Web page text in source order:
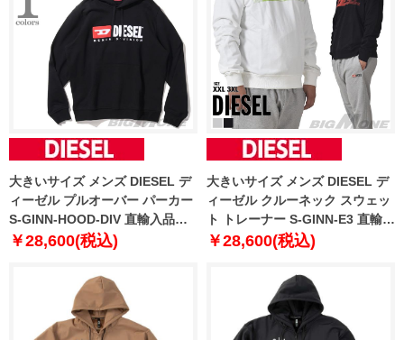
大きいサイズ メンズ DIESEL デ
ィーゼル プルオーバー パーカー
S-GINN-HOOD-DIV 直輸入品
a03757
￥28,600(税込)
大きいサイズ メンズ DIESEL デ
ィーゼル クルーネック スウェッ
ト トレーナー S-GINN-E3 直輸入
品 a06490-0grac
￥28,600(税込)